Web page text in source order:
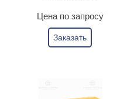
Цена по запросу
Заказать